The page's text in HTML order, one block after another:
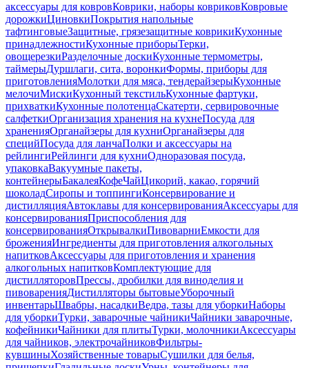
аксессуары для ковровКоврики, наборы ковриковКовровые
дорожкиЦиновкиПокрытия напольные
тафтинговыеЗащитные, грязезащитные коврикиКухонные
принадлежностиКухонные приборыТерки,
овощерезкиРазделочные доскиКухонные термометры,
таймерыДуршлаги, сита, воронкиФормы, приборы для
приготовленияМолотки для мяса, тендерайзерыКухонные
мелочиМискиКухонный текстильКухонные фартуки,
прихваткиКухонные полотенцаСкатерти, сервировочные
салфеткиОрганизация хранения на кухнеПосуда для
храненияОрганайзеры для кухниОрганайзеры для
специйПосуда для ланчаПолки и аксессуары на
рейлингиРейлинги для кухниОдноразовая посуда,
упаковкаВакуумные пакеты,
контейнерыБакалеяКофеЧайЦикорий, какао, горячий
шоколадСиропы и топпингиКонсервирование и
дистилляцияАвтоклавы для консервированияАксессуары для
консервированияПриспособления для
консервированияОткрывалкиПивоварниЕмкости для
броженияИнгредиенты для приготовления алкогольных
напитковАксессуары для приготовления и хранения
алкогольных напитковКомплектующие для
дистилляторовПрессы, дробилки для виноделия и
пивоваренияДистилляторы бытовыеУборочный
инвентарьШвабры, насадкиВедра, тазы для уборкиНаборы
для уборкиТурки, заварочные чайникиЧайники заварочные,
кофейникиЧайники для плитыТурки, молочникиАксессуары
для чайников, электрочайниковФильтры-
кувшиныХозяйственные товарыСушилки для белья,